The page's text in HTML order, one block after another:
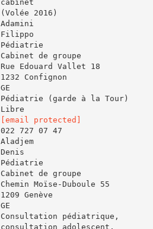
cabinet
(Volée 2016)
Adamini
Filippo
Pédiatrie
Cabinet de groupe
Rue Edouard Vallet 18
1232 Confignon
GE
Pédiatrie (garde à la Tour)
[email protected]
022 727 07 47
Aladjem
Denis
Pédiatrie
Cabinet de groupe
Chemin Moïse-Duboule 55
1209 Genève
GE
Consultation pédiatrique,
consultation adolescent,